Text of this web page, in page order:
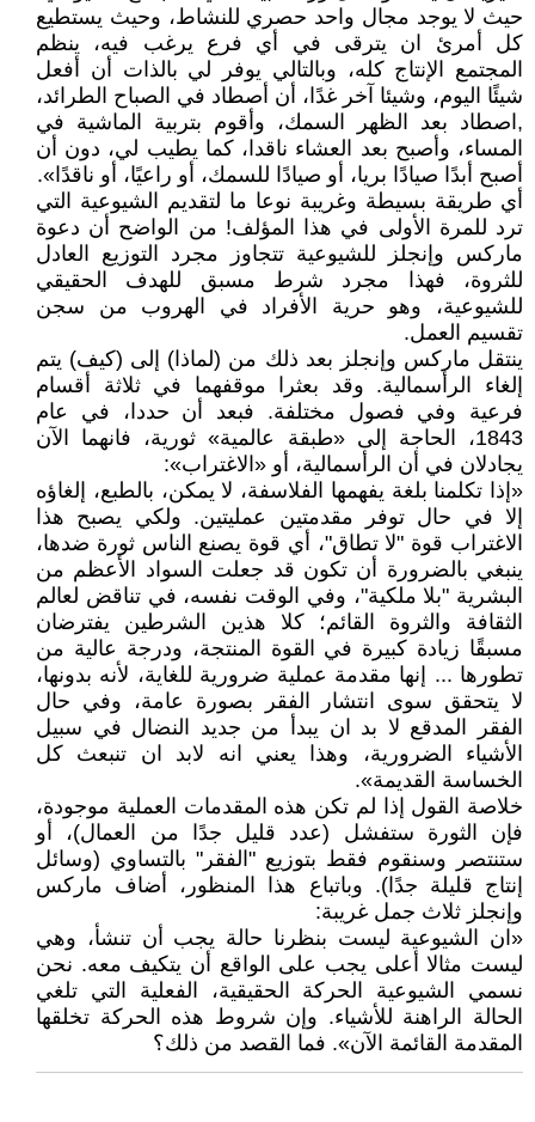
حيث لا يوجد مجال واحد حصري للنشاط، وحيث يستطيع
كل أمرئ ان يترقى في أي فرع يرغب فيه، ينظم
المجتمع الإنتاج كله، وبالتالي يوفر لي بالذات أن أفعل
شيئًا اليوم، وشيئا آخر غدًا، أن أصطاد في الصباح الطرائد،
,اصطاد بعد الظهر السمك، وأقوم بتربية الماشية في
المساء، وأصبح بعد العشاء ناقدا، كما يطيب لي، دون أن
أصبح أبدًا صيادًا بريا، أو صيادًا للسمك، أو راعيًا، أو ناقدًا».
أي طريقة بسيطة وغريبة نوعا ما لتقديم الشيوعية التي
ترد للمرة الأولى في هذا المؤلف! من الواضح أن دعوة
ماركس وإنجلز للشيوعية تتجاوز مجرد التوزيع العادل
للثروة، فهذا مجرد شرط مسبق للهدف الحقيقي
للشيوعية، وهو حرية الأفراد في الهروب من سجن
تقسيم العمل.
ينتقل ماركس وإنجلز بعد ذلك من (لماذا) إلى (كيف) يتم
إلغاء الرأسمالية. وقد بعثرا موقفهما في ثلاثة أقسام
فرعية وفي فصول مختلفة. فبعد أن حددا، في عام
1843، الحاجة إلى «طبقة عالمية» ثورية، فانهما الآن
يجادلان في أن الرأسمالية، أو «الاغتراب»:
«إذا تكلمنا بلغة يفهمها الفلاسفة، لا يمكن، بالطبع، إلغاؤه
إلا في حال توفر مقدمتين عمليتين. ولكي يصبح هذا
الاغتراب قوة "لا تطاق"، أي قوة يصنع الناس ثورة ضدها،
ينبغي بالضرورة أن تكون قد جعلت السواد الأعظم من
البشرية "بلا ملكية"، وفي الوقت نفسه، في تناقض لعالم
الثقافة والثروة القائم؛ كلا هذين الشرطين يفترضان
مسبقًا زيادة كبيرة في القوة المنتجة، ودرجة عالية من
تطورها ... إنها مقدمة عملية ضرورية للغاية، لأنه بدونها،
لا يتحقق سوى انتشار الفقر بصورة عامة، وفي حال
الفقر المدقع لا بد ان يبدأ من جديد النضال في سبيل
الأشياء الضرورية، وهذا يعني انه لابد ان تنبعث كل
الخساسة القديمة».
خلاصة القول إذا لم تكن هذه المقدمات العملية موجودة،
فإن الثورة ستفشل (عدد قليل جدًا من العمال)، أو
ستنتصر وسنقوم فقط بتوزيع "الفقر" بالتساوي (وسائل
إنتاج قليلة جدًا). وباتباع هذا المنظور، أضاف ماركس
وإنجلز ثلاث جمل غريبة:
«ان الشيوعية ليست بنظرنا حالة يجب أن تنشأ، وهي
ليست مثالا أعلى يجب على الواقع أن يتكيف معه. نحن
نسمي الشيوعية الحركة الحقيقية، الفعلية التي تلغي
الحالة الراهنة للأشياء. وإن شروط هذه الحركة تخلقها
المقدمة القائمة الآن». فما القصد من ذلك؟